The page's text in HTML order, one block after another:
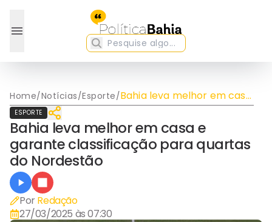
Home/Notícias/Esporte/Bahia leva melhor em casa
e garante classificação
ESPORTE
Bahia leva melhor em casa e
garante classificação para quartas
do Nordestão
Por Redação
27/03/2025 às 07:30